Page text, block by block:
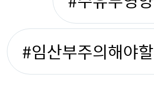
#임산부주의해야